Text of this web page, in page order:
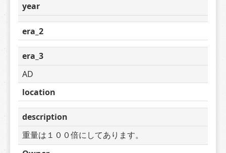
year
era_2
era_3
AD
location
description
重量は１００倍にしてあります。